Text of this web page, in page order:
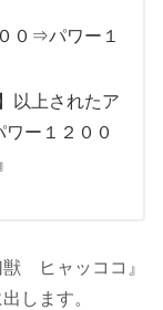
０⇒パワー１
以上されたア
ー１２００
ヒャッココ』
します。